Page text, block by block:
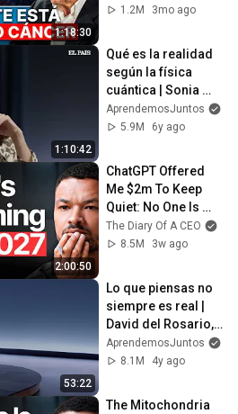
1:18:30
Cáncer (la
plato)
1.2M
3mo ago
1:10:42
Qué es la realidad
según la física
cuántica | Sonia
Fernández-Vidal,
física
AprendemosJuntos
5.9M
6y ago
2:00:50
ChatGPT Offered
Me $2m To Keep
Quiet: No One Is
Ready For What's
Coming!
The Diary Of A CEO
8.5M
3w ago
53:22
Lo que piensas no
siempre es real |
David del Rosario,
investigador en
neurociencia
AprendemosJuntos
8.1M
4y ago
The Mitochondria